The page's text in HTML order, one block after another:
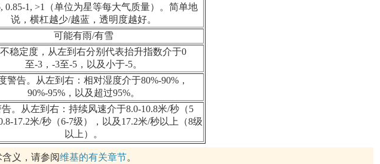
0.85-1, >1（单位为星等每大气质量）。简单地
说，横杠越少/越蓝，透明度越好。
可能有雨/有雪
稳定度，从左到右分别代表抬升指数介于0
至-3，-3至-5，以及小于-5。
警告。从左到右：相对湿度介于80%-90%，
90%-95%，以及超过95%。
。从左到右：持续风速介于8.0-10.8米/秒（5
17.2米/秒（6-7级），以及17.2米/秒以上（8级
以上）。
义，请参阅维基的有关章节。